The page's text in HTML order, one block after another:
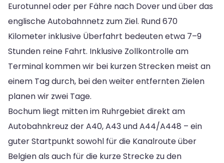
Eurotunnel oder per Fähre nach Dover und über das
englische Autobahnnetz zum Ziel. Rund 670
Kilometer inklusive Überfahrt bedeuten etwa 7–9
Stunden reine Fahrt. Inklusive Zollkontrolle am
Terminal kommen wir bei kurzen Strecken meist an
einem Tag durch, bei den weiter entfernten Zielen
planen wir zwei Tage.
Bochum liegt mitten im Ruhrgebiet direkt am
Autobahnkreuz der A40, A43 und A44/A448 – ein
guter Startpunkt sowohl für die Kanalroute über
Belgien als auch für die kurze Strecke zu den